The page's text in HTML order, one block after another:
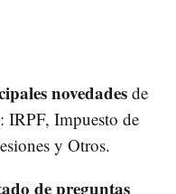
novedades de
IRPF, Impuesto de
y Otros.
de preguntas